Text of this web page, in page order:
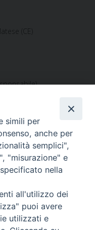
(CE)
simili per
anche per
semplici",
"misurazione" e
nella
all'utilizzo dei
puoi avere
utilizzati e